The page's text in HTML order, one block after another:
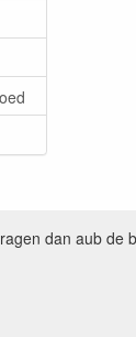
dan aub de